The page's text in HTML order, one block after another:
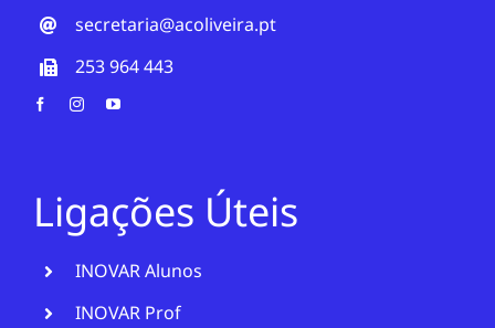
secretaria@acoliveira.pt
253 964 443
Ligações Úteis
INOVAR Alunos
INOVAR Prof